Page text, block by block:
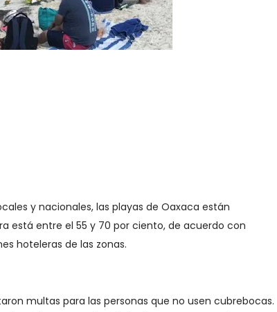
y nacionales, las playas de Oaxaca están
está entre el 55 y 70 por ciento, de acuerdo con
hoteleras de las zonas.
multas para las personas que no usen cubrebocas.